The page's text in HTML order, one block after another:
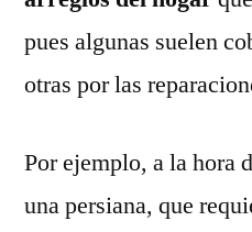
pues algunas suelen
otras por las
Por ejemplo, a la hora
una persiana, que